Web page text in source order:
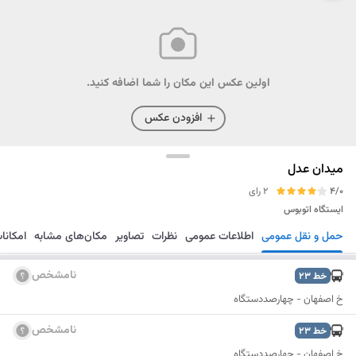
اولین عکس این مکان را شما اضافه کنید.
افزودن عکس
میدان عدل
4/0
2 رای
ایستگاه اتوبوس
مسیریابی ذخیره ارسال حمل و نقل عمومی اطلاعات عمومی نظرات تصاویر مکان‌های مشابه
خط23 نامشخص
خ اصفهان - چهارصددستگاه
خط23 نامشخص